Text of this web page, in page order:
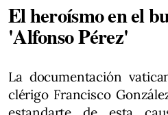
El heroísmo en el
'Alfonso Pérez'
La documentación
clérigo Francisco